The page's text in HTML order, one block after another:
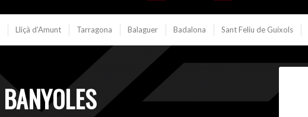
Lliçà d’Amunt Tarragona Balaguer Badalona Sant Feliu de Guíxols
BANYOLES